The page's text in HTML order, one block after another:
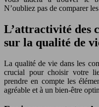
N’oubliez pas de comparer
L’attractivité des
sur la qualité de
La qualité de vie dans les
crucial pour choisir votre
prendre en compte les
agréable et à un bien-être